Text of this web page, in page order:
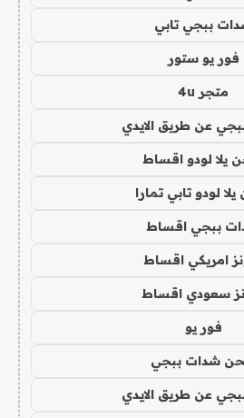
ببجي تابي
فور يو ستور
متجر 4u
عن طريق الايدي
يلا لودو اقساط
لودو تابي تمارا
ببجي اقساط
امريكي اقساط
سعودي اقساط
فور يو
شدات ببجي
عن طريق الايدي